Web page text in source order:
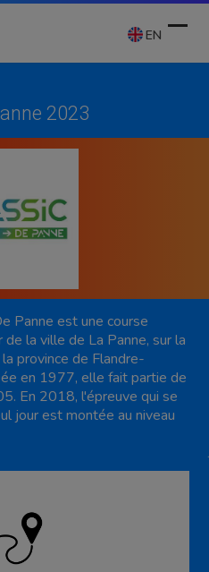
EN
2023
Panne est une course
la ville de La Panne, sur la
province de Flandre-
en 1977, elle fait partie de
En 2018, l'épreuve qui se
jour est montée au niveau